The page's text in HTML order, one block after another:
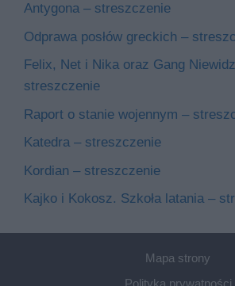
Antygona – streszczenie
Odprawa posłów greckich –
Felix, Net i Nika oraz Gang
streszczenie
Raport o stanie wojennym –
Katedra – streszczenie
Kordian – streszczenie
Kajko i Kokosz. Szkoła latania –
Mapa strony
Polityka prywatności